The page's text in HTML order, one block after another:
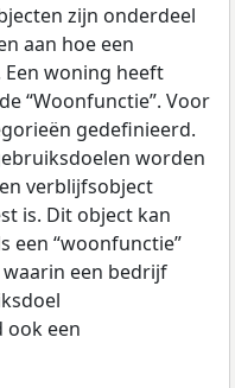
zijn onderdeel
aan hoe een
woning heeft
“Woonfunctie”. Voor
gedefinieerd.
worden
verblijfsobject
is. Dit object kan
een “woonfunctie”
een bedrijf
ook een